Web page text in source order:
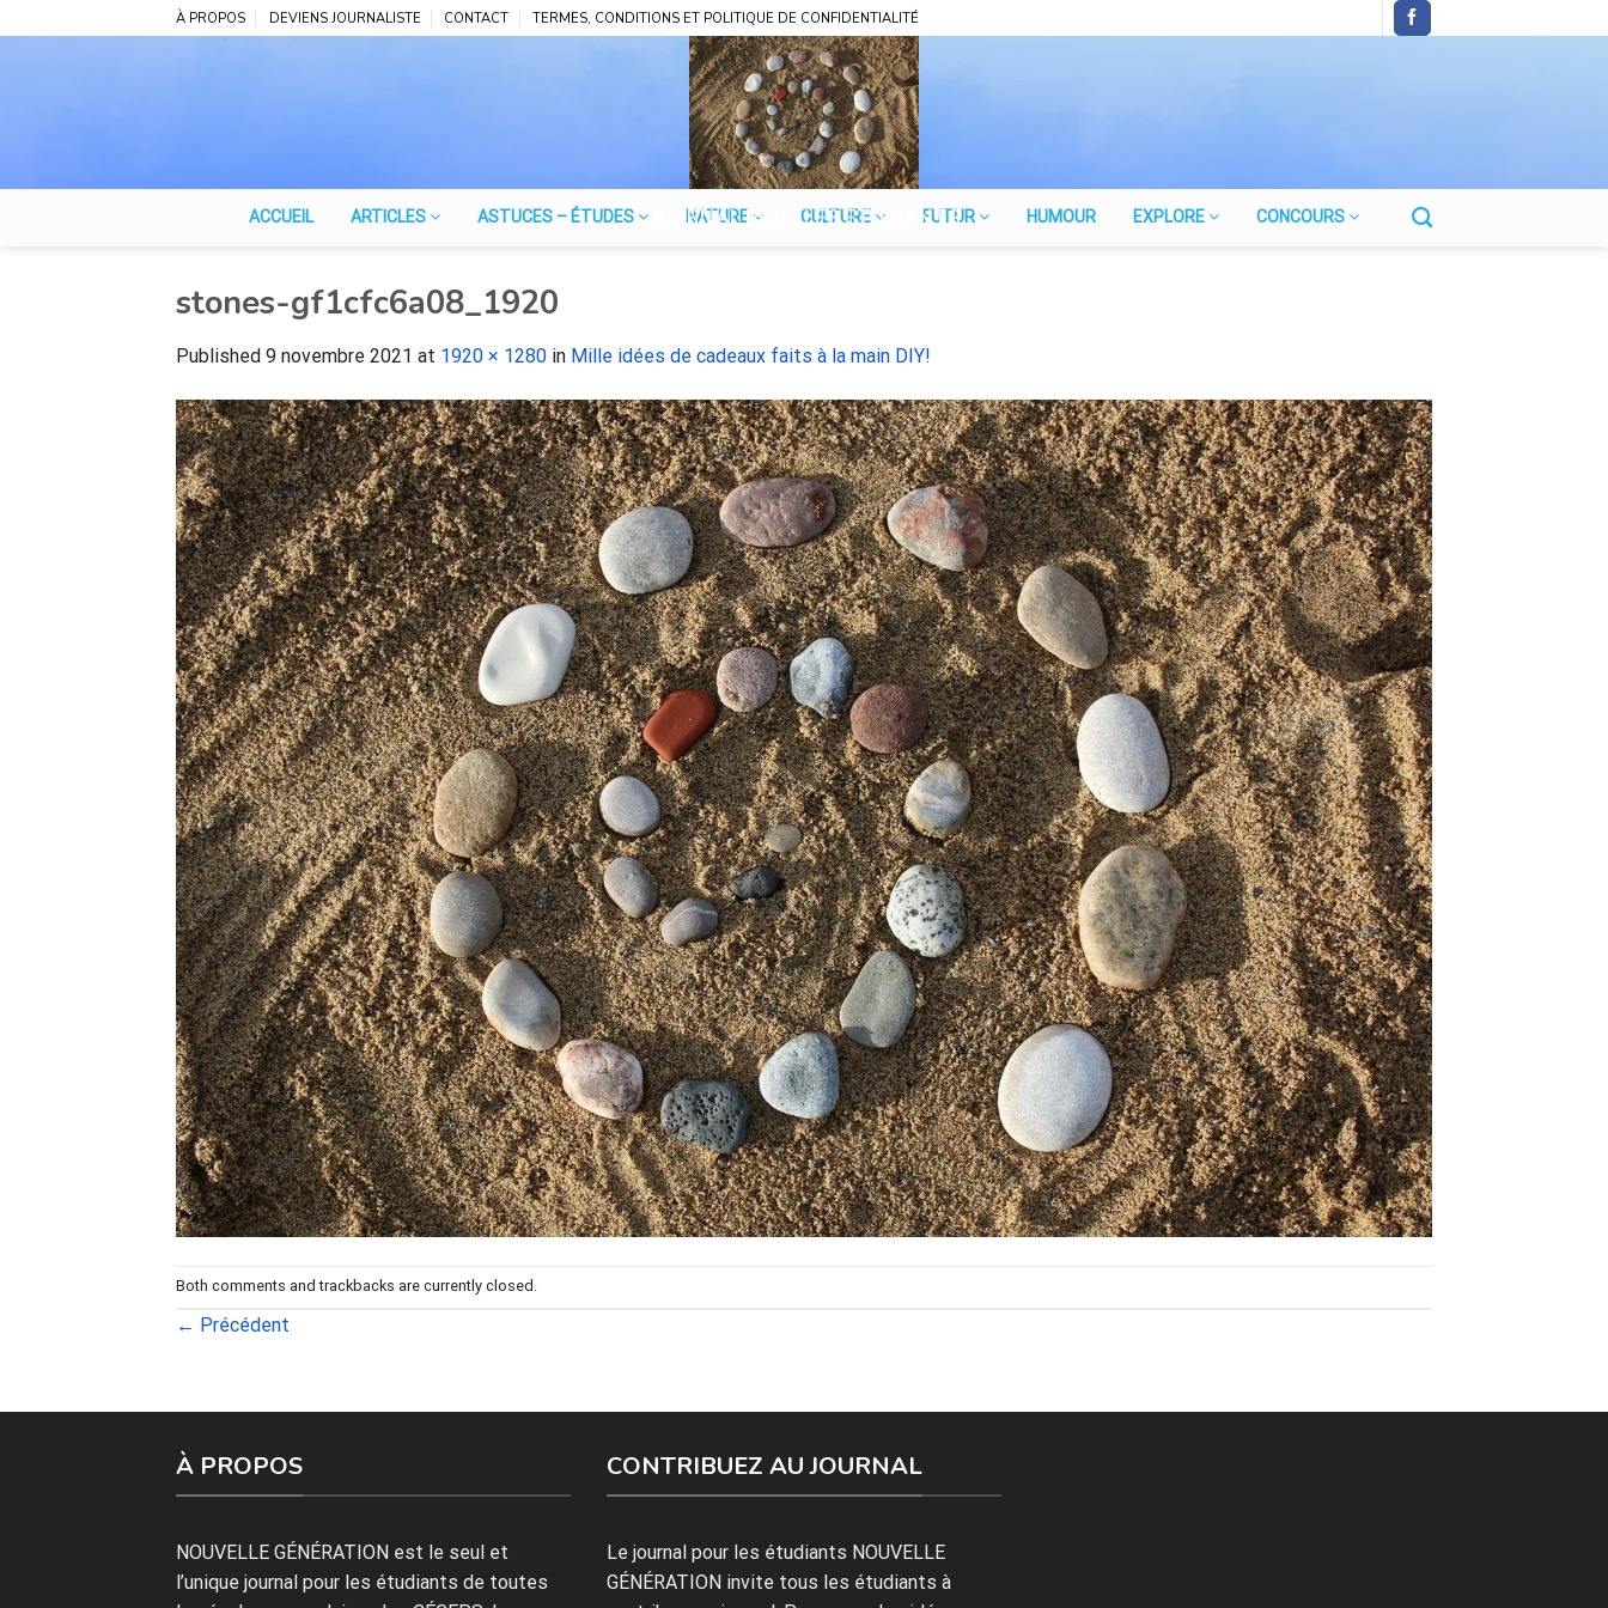
to
À PROPOS DEVIENS JOURNALISTE CONTACT TERMES, CONDITIONS ET POLITIQUE DE CONFIDENTIALITÉ
JOURNAL POUR LES ÉTUDIANTS
ACCUEIL ARTICLES ASTUCES – ÉTUDES NATURE CULTURE FUTUR HUMOUR EXPLORE CONCOURS
stones-gf1cfc6a08_1920
Published 9 novembre 2021 at 1920 × 1280 in Mille idées de cadeaux faits à la main DIY!
Both comments and trackbacks are currently closed.
← Précédent
À PROPOS
NOUVELLE GÉNÉRATION est le seul et
l’unique journal pour les étudiants de toutes
CONTRIBUEZ AU JOURNAL
Le journal pour les étudiants NOUVELLE
GÉNÉRATION invite tous les étudiants à